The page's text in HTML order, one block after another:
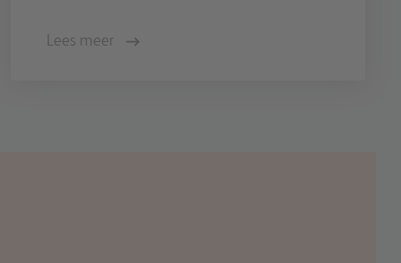
Lees meer